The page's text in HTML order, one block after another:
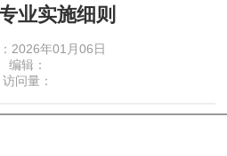
业实施细则
2026年01月06日
编辑：
访问量：